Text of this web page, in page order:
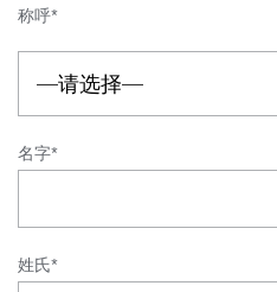
称呼*
名字*
姓氏*